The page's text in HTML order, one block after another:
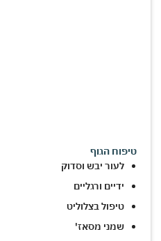
טיפוח הגוף
לעור יבש וסדוק
ידיים ורגליים
טיפול בצלוליט
שמני מסאז'